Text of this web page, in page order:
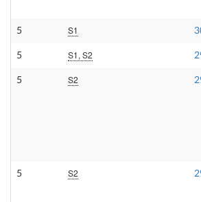
5 S1
5 S1, S2
5 S2
5 S2